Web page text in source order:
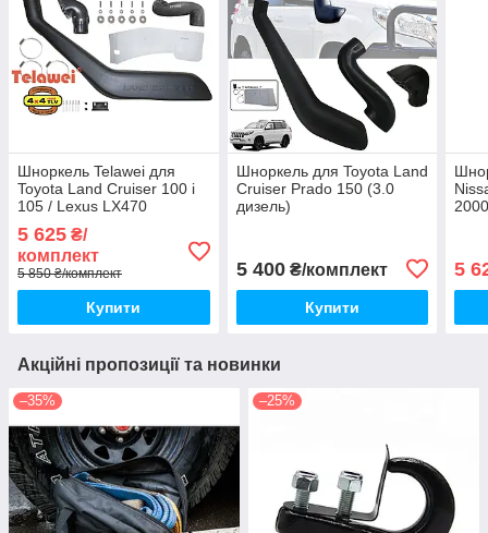
Шноркель Telawei для
Toyota Land Cruiser 100 і
105 / Lexus LX470
5 625 ₴/
комплект
5 850 ₴/комплект
Купити
Шноркель для Toyota Land
Cruiser Prado 150 (3.0
дизель)
5 400₴/комплект
Купити
5
Акційні пропозиції та новинки
–35% –25%